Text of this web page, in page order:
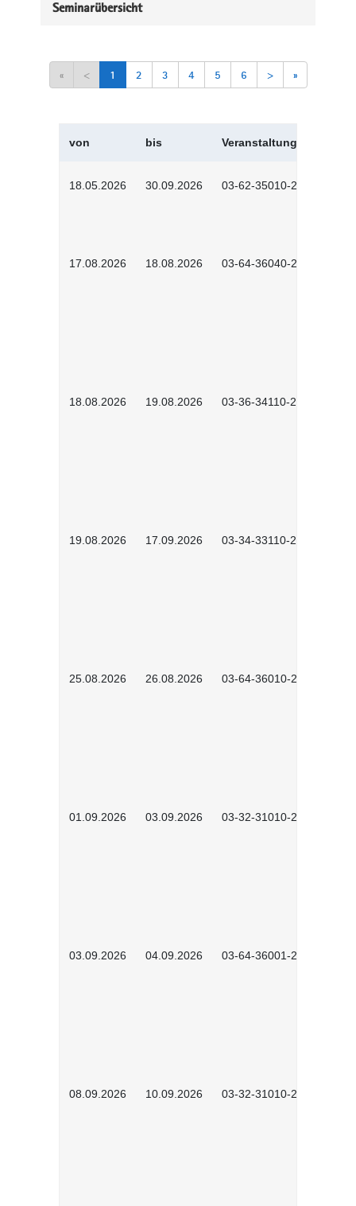
Seminarübersicht
« < 1 2 3 4 5 6 > »
von bis Veranstaltungskürzel
18.05.2026 30.09.2026 03-62-35010-2502
17.08.2026 18.08.2026 03-64-36040-2601
18.08.2026 19.08.2026 03-36-34110-2601
19.08.2026 17.09.2026 03-34-33110-2605
25.08.2026 26.08.2026 03-64-36010-2601
01.09.2026 03.09.2026 03-32-31010-2603
03.09.2026 04.09.2026 03-64-36001-2602
08.09.2026 10.09.2026 03-32-31010-2606